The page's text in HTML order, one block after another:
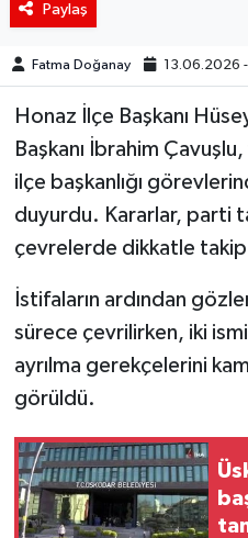
Paylaş
Fatma Doğanay 13.06.2026
Honaz İlçe Başkanı
Başkanı İbrahim
ilçe başkanlığı
duyurdu. Kararlar, parti
çevrelerde dikkatle
İstifaların ardından
sürece çevrilirken, iki
ayrılma gerekçelerini
görüldü.
Yaşam